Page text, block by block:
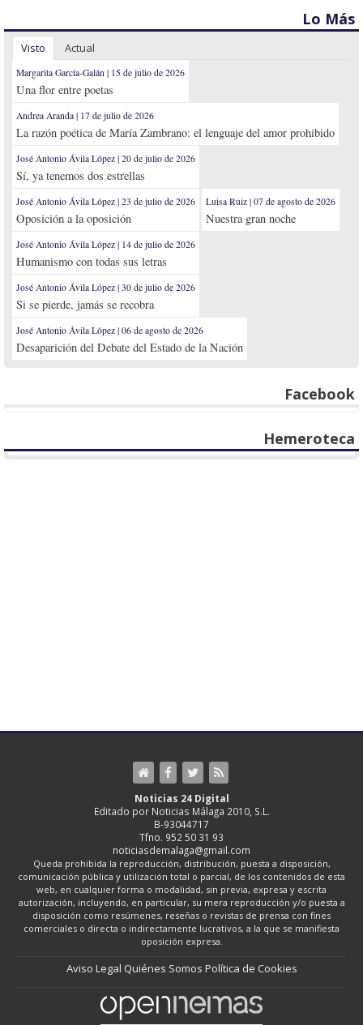
Lo Más
Visto Actual
Margarita García-Galán | 15 de julio de 2026
Una flor entre poetas
Andrea Aranda | 17 de julio de 2026
La razón poética de María Zambrano: el lenguaje del amor prohibido
José Antonio Ávila López | 20 de julio de 2026
Sí, ya tenemos dos estrellas
José Antonio Ávila López | 23 de julio de 2026
Oposición a la oposición
Luisa Ruiz | 07 de agosto de 2026
Nuestra gran noche
José Antonio Ávila López | 14 de julio de 2026
Humanismo con todas sus letras
José Antonio Ávila López | 30 de julio de 2026
Si se pierde, jamás se recobra
José Antonio Ávila López | 06 de agosto de 2026
Desaparición del Debate del Estado de la Nación
Facebook
Hemeroteca
Noticias 24 Digital
Editado por Noticias Málaga 2010, S.L.
B-93044717
Tfno. 952 50 31 93
noticiasdemalaga@gmail.com
Queda prohibida la reproducción, distribución, puesta a disposición,
comunicación pública y utilización total o parcial, de los contenidos de esta
web, en cualquier forma o modalidad, sin previa, expresa y escrita
autorización, incluyendo, en particular, su mera reproducción y/o puesta a
disposición como resúmenes, reseñas o revistas de prensa con fines
comerciales o directa o indirectamente lucrativos, a la que se manifiesta
oposición expresa.
Aviso Legal Quiénes Somos Política de Cookies